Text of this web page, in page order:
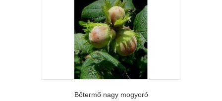
Bőtermő nagy mogyoró